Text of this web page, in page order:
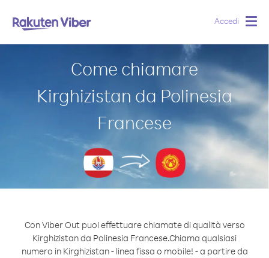
Accedi
Come chiamare
Kirghizistan da Polinesia
Francese
Con Viber Out puoi effettuare chiamate di qualità verso
Kirghizistan da Polinesia Francese.Chiama qualsiasi
numero in Kirghizistan - linea fissa o mobile! - a partire da